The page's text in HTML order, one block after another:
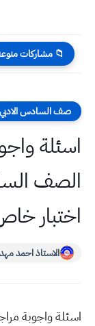
📁 مشاركات
صف السادس الادبي
اسئلة
الصف
اختبار
الاستاذ احمد
اسئلة واجوبة